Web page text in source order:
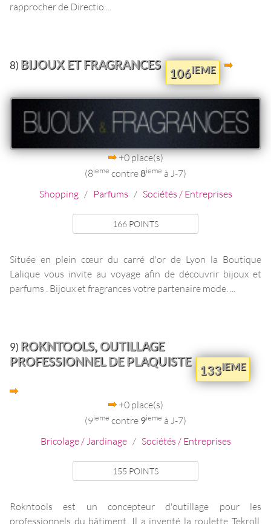
rapprocher de Directio ...
8) BIJOUX ET FRAGRANCES
106IEME
+0 place(s)
(8ieme contre8ieme à J-7)
Shopping/ Parfums / Sociétés / Entreprises
166 POINTS
Située en plein cœur du carré d'or de Lyon la Boutique
Lalique vous invite au voyage afin de découvrir bijoux et
parfums . Bijoux et fragrances votre partenaire mode. ...
9) ROKNTOOLS, OUTILLAGE
PROFESSIONNEL DE PLAQUISTE
133IEME
+0 place(s)
(9ieme contre 9ieme à J-7)
Bricolage / Jardinage/ Sociétés / Entreprises
155 POINTS
Rokntools est un concepteur d'outillage pour les
professionnels du bâtiment. Il a inventé la roulette Tekroll,